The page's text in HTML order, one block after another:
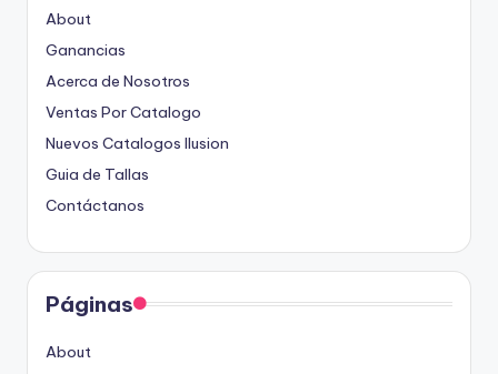
About
Ganancias
Acerca de Nosotros
Ventas Por Catalogo
Nuevos Catalogos Ilusion
Guia de Tallas
Contáctanos
Páginas
About